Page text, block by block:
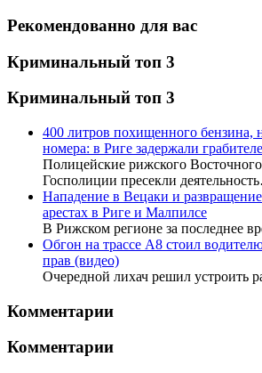
Рекомендованно для вас
Криминальный топ 3
Криминальный топ 3
400 литров похищенного бензина,
номера: в Риге задержали
Полицейские рижского
Госполиции пресекли
Нападение в Вецаки и
арестах в Риге и Малпилсе
В Рижском регионе за последнее
Обгон на трассе А8 стоил
прав (видео)
Очередной лихач решил устроить
Комментарии
Комментарии